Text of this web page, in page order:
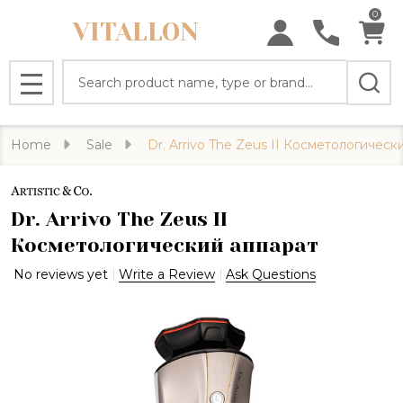
VITALLON
0
MENU
Home Sale Dr. Arrivo The Zeus II
Dr. Arrivo The Zeus II
Косметологический аппарат
No reviews yet Write a Review Ask Questions